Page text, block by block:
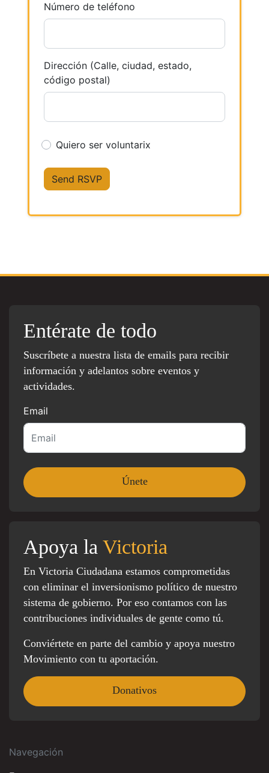
Número de teléfono
Dirección (Calle, ciudad, estado,
código postal)
Quiero ser voluntarix
Entérate de todo
Suscríbete a nuestra lista de emails para recibir
información y adelantos sobre eventos y
actividades.
Email
Apoya la Victoria
En Victoria Ciudadana estamos comprometidas
con eliminar el inversionismo político de nuestro
sistema de gobierno. Por eso contamos con las
contribuciones individuales de gente como tú.
Conviértete en parte del cambio y apoya nuestro
Movimiento con tu aportación.
Donativos
Navegación